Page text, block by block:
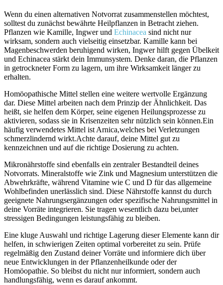
Wenn du einen alternativen Notvorrat zusammenstellen möchtest,
solltest du zunächst bewährte Heilpflanzen in Betracht ziehen.
Pflanzen wie​ Kamille, Ingwer ‍und Echinacea sind nicht nur⁣
wirksam, sondern auch vielseitig einsetzbar. ‍Kamille kann​ bei
Magenbeschwerden beruhigend wirken, Ingwer hilft gegen Übelkeit
und ‌Echinacea stärkt dein Immunsystem. Denke daran, die Pflanzen‍
in getrockneter ‍Form zu ⁣lagern, um ihre Wirksamkeit länger zu‌
erhalten.
Homöopathische Mittel stellen eine⁣ weitere‍ wertvolle Ergänzung
dar. Diese Mittel​ arbeiten nach dem Prinzip der ⁣Ähnlichkeit. Das
⁤heißt,‌ sie helfen dem Körper, seine eigenen Heilungsprozesse zu
aktivieren, sodass sie in Krisenzeiten sehr nützlich sein können.Ein
häufig ⁢verwendetes Mittel ist Arnica,welches bei Verletzungen
schmerzlindernd wirkt.Achte darauf, deine‌ Mittel gut zu
kennzeichnen und auf ​die richtige Dosierung zu achten.
Mikronährstoffe sind⁤ ebenfalls ein zentraler Bestandteil deines
Notvorrats. ⁣Mineralstoffe wie Zink und Magnesium unterstützen die
Abwehrkräfte, während Vitamine wie C und D für das⁢ allgemeine
Wohlbefinden ⁤unerlässlich sind. Diese ⁤Nährstoffe kannst du durch
geeignete Nahrungsergänzungen oder spezifische Nahrungsmittel in
deine Vorräte integrieren. Sie tragen wesentlich dazu bei,unter
stressigen Bedingungen leistungsfähig ‍zu bleiben.
Eine kluge Auswahl und ⁤richtige Lagerung dieser Elemente kann dir
helfen, in schwierigen Zeiten optimal ⁢vorbereitet zu sein. Prüfe
regelmäßig den Zustand deiner Vorräte und informiere dich über
neue Entwicklungen in der Pflanzenheilkunde oder der
Homöopathie. So bleibst du ⁤nicht nur informiert, sondern auch
handlungsfähig, wenn ⁤es darauf ankommt.